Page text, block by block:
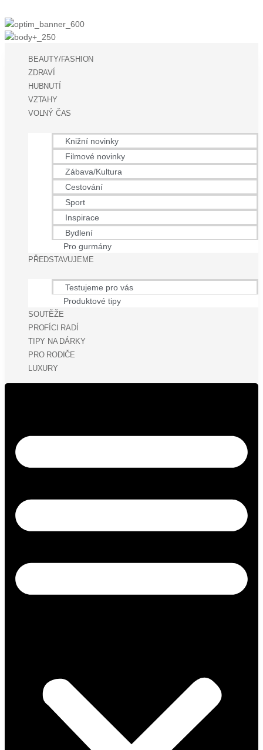
BEAUTY/FASHION
ZDRAVÍ
HUBNUTÍ
VZTAHY
VOLNÝ ČAS
Knižní novinky
Filmové novinky
Zábava/Kultura
Cestování
Sport
Inspirace
Bydlení
Pro gurmány
PŘEDSTAVUJEME
Testujeme pro vás
Produktové tipy
SOUTĚŽE
PROFÍCI RADÍ
TIPY NA DÁRKY
PRO RODIČE
LUXURY